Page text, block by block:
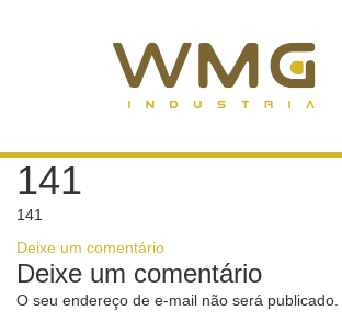
141
141
Deixe um comentário
Deixe um comentário
O seu endereço de e-mail não será publicado.